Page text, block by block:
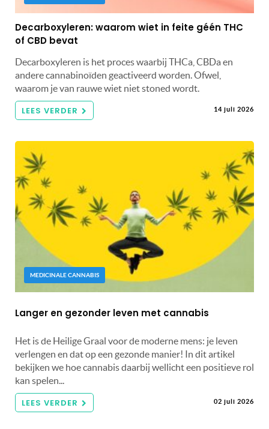
Decarboxyleren: waarom wiet in feite géén THC
of CBD bevat
Decarboxyleren is het proces waarbij THCa, CBDa en
andere cannabinoïden geactiveerd worden. Ofwel,
waarom je van rauwe wiet niet stoned wordt.
LEES VERDER 14 juli 2026
MEDICINALE CANNABIS
Langer en gezonder leven met cannabis
Het is de Heilige Graal voor de moderne mens: je leven
verlengen en dat op een gezonde manier! In dit artikel
bekijken we hoe cannabis daarbij wellicht een positieve rol
kan spelen...
LEES VERDER 02 juli 2026